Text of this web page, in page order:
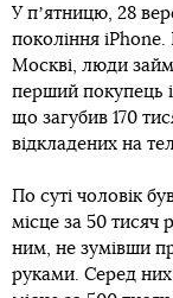
У пʼятницю, 28
покоління
Москві, люди
перший покупець
що загубив 170
відкладених на
По суті чоловік
місце за 50 тисяч
ним, не зумівши
руками. Серед них